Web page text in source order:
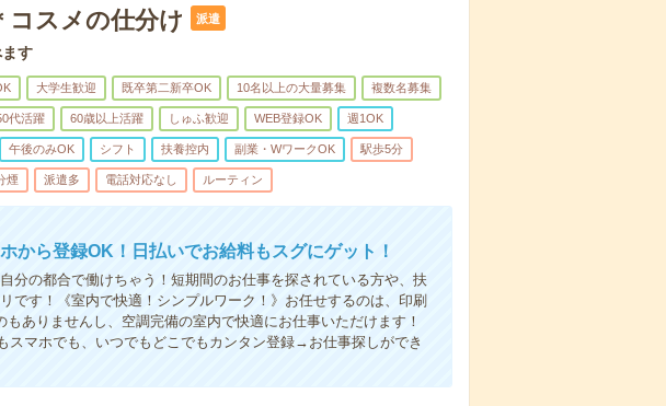
コスメの仕分け 派遣
す
大学生歓迎 既卒第二新卒OK 10名以上の大量募集 複数名募集
代活躍 60歳以上活躍 しゅふ歓迎 WEB登録OK 週1OK
午後のみOK シフト 扶養控内 副業・WワークOK 駅歩5分
煙 派遣多 電話対応なし ルーティン
から登録OK！日払いでお給料もスグにゲット！
分の都合で働けちゃう！短期間のお仕事を探されている方や、扶
です！《室内で快適！シンプルワーク！》お任せするのは、印刷
ありませんし、空調完備の室内で快適にお仕事いただけます！
スマホでも、いつでもどこでもカンタン登録→お仕事探しができ